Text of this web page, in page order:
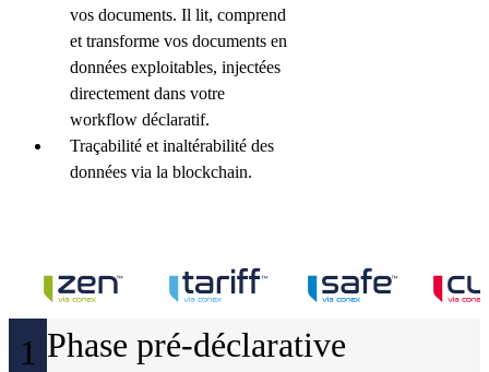
vos documents. Il lit, comprend
et transforme vos documents en
données exploitables, injectées
directement dans votre
workflow déclaratif.
Traçabilité et inaltérabilité des
données via la blockchain.
1 Phase pré-déclarative